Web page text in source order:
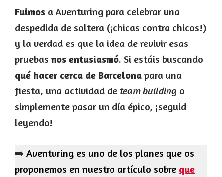
Fuimos a Aventuring para celebrar una
despedida de soltera (¡chicas contra chicos!)
y la verdad es que la idea de revivir esas
pruebas nos entusiasmó. Si estáis buscando
qué hacer cerca de Barcelona para una
fiesta, una actividad de team building o
simplemente pasar un día épico, ¡seguid
leyendo!
➡️ Aventuring es uno de los planes que os
proponemos en nuestro artículo sobre que